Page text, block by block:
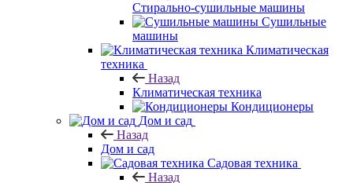
Стирально-сушильные машины
Сушильные
машины
Климатическая
техника
Назад
Климатическая техника
Кондиционеры
Дом и сад
Назад
Дом и сад
Садовая техника
Назад